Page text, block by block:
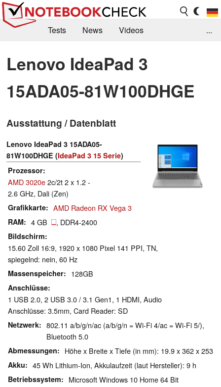
Tests News
Videos
Kaufberatung
Deals Suche
Forum
...
Lenovo IdeaPad 3
15ADA05-81W100DHGE
Ausstattung / Datenblatt
Lenovo IdeaPad 3 15ADA05-
81W100DHGE (IdeaPad 3 15 Serie)
Prozessor
AMD 3020e2c/2t 2 x 1.2 -
2.6 GHz, Dali (Zen)
Grafikkarte AMD Radeon RX Vega 3
RAM 4 GB , DDR4-2400
Bildschirm
15.60 Zoll 16:9, 1920 x 1080 Pixel 141 PPI, TN,
spiegelnd: nein, 60 Hz
Massenspeicher 128GB
Anschlüsse
1 USB 2.0, 2 USB 3.0 / 3.1 Gen1, 1 HDMI, Audio
Anschlüsse: 3.5mm, Card Reader: SD
Netzwerk
802.11 a/b/g/n/ac (a/b/g/n = Wi-Fi 4/ac = Wi-Fi 5/),
Bluetooth 5.0
Abmessungen Höhe x Breite x Tiefe (in mm): 19.9 x 362 x 253
Akku 45 Wh Lithium-Ion, Akkulaufzeit (laut Hersteller): 9 h
Betriebssystem Microsoft Windows 10 Home 64 Bit